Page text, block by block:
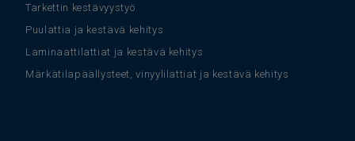
Tarkettin kestävyystyö
Puulattia ja kestävä kehitys
Laminaattilattiat ja kestävä kehitys
Märkätilapäällysteet, vinyylilattiat ja kestävä kehitys